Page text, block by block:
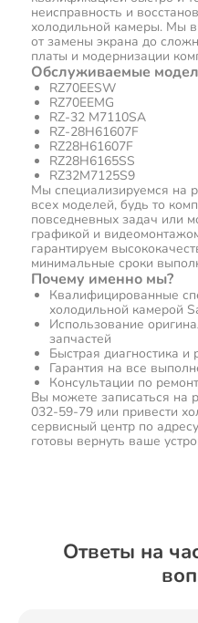
неисправность и
холодильной камеры. Мы
от замены экрана до
платы и модернизации
Обслуживаемые
RZ70EESW
RZ70EEMG
RZ-32 M7110SA
RZ-28H61607F
RZ28H61607F
RZ28H6165SS
RZ32M7125S9
Мы специализируемся на
всех моделей, будь то
повседневных задач или
графикой и
гарантируем
минимальные сроки
Почему именно мы?
Квалифицированные
холодильной камерой
Использование
запчастей
Быстрая диагностика и
Гарантия на все
Консультации по
Вы можете записаться на
032-59-79 или привести
сервисный центр по
готовы вернуть ваше
Ответы на